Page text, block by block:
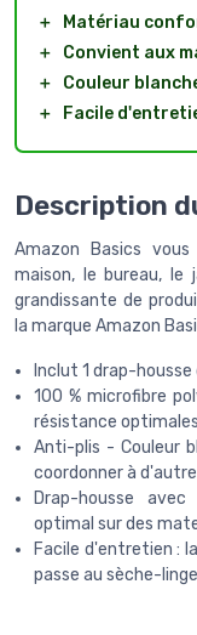
＋ Matériau
＋
Convient aux
＋
Couleur
＋
Facile
Description
Amazon Basics
maison, le bureau, le
grandissante de
la marque Amazon
Inclut 1 drap-
100 % microfibre
résistance optimales
Anti-plis - Couleur
coordonner à
Drap-housse
optimal sur des
Facile d'entretien :
passe au sèche-